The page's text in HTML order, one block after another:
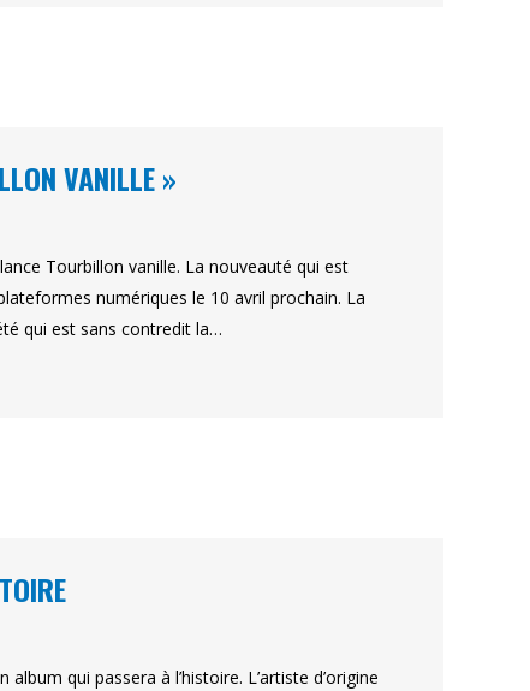
VANILLE »
Tourbillon vanille. La nouveauté qui est
numériques le 10 avril prochain. La
qui est sans contredit la…
qui passera à l’histoire. L’artiste d’origine